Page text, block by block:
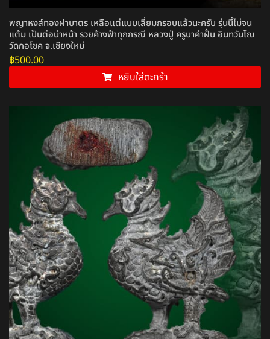
พญาหงส์ทองฝาบาตร เหลือแต่แบบเลี่ยมกรอบแล้วนะครับ รุ่นนี้ไม่จน
แต้ม เป็นต่อนำหน้า รวยค้างฟ้าทุกกรณี หลวงปู่ ครูบาคำฝั้น อินทวันโณ
วัดกอโชค จ.เชียงใหม่
฿500.00
หยิบใส่ตะกร้า